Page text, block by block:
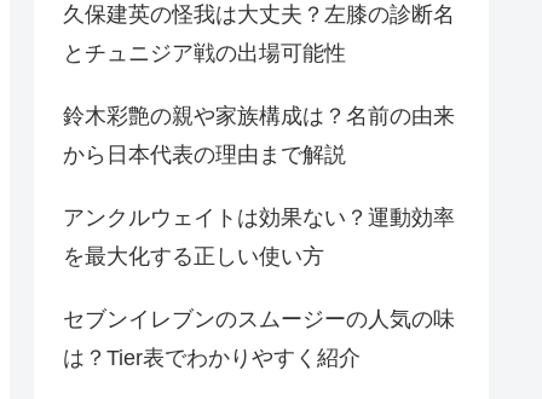
久保建英の怪我は大丈夫？左膝の診断名
とチュニジア戦の出場可能性
鈴木彩艶の親や家族構成は？名前の由来
から日本代表の理由まで解説
アンクルウェイトは効果ない？運動効率
を最大化する正しい使い方
セブンイレブンのスムージーの人気の味
は？Tier表でわかりやすく紹介